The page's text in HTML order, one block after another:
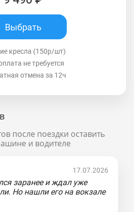
Выбрать
кресла (150р/шт)
не требуется
отмена за 12ч
после поездки оставить
и водителе
17.07.2026
заранее и ждал уже
Но нашли его на вокзале